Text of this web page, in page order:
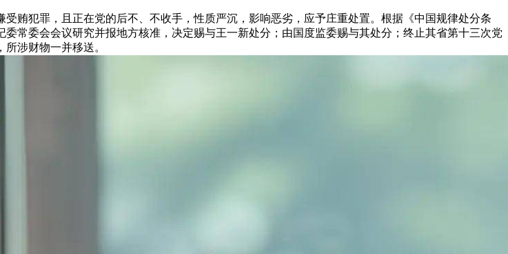
犯罪，且正在党的后不、不收手，性质严沉，影响恶劣，应予庄重处置。根据《中国规律处分条
常委会会议研究并报地方核准，决定赐与王一新处分；由国度监委赐与其处分；终止其省第十三次党
涉财物一并移送。